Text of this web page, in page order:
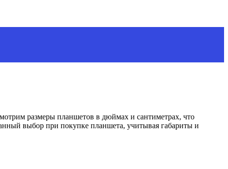
размеры планшетов в дюймах и сантиметрах, что
выбор при покупке планшета, учитывая габариты и